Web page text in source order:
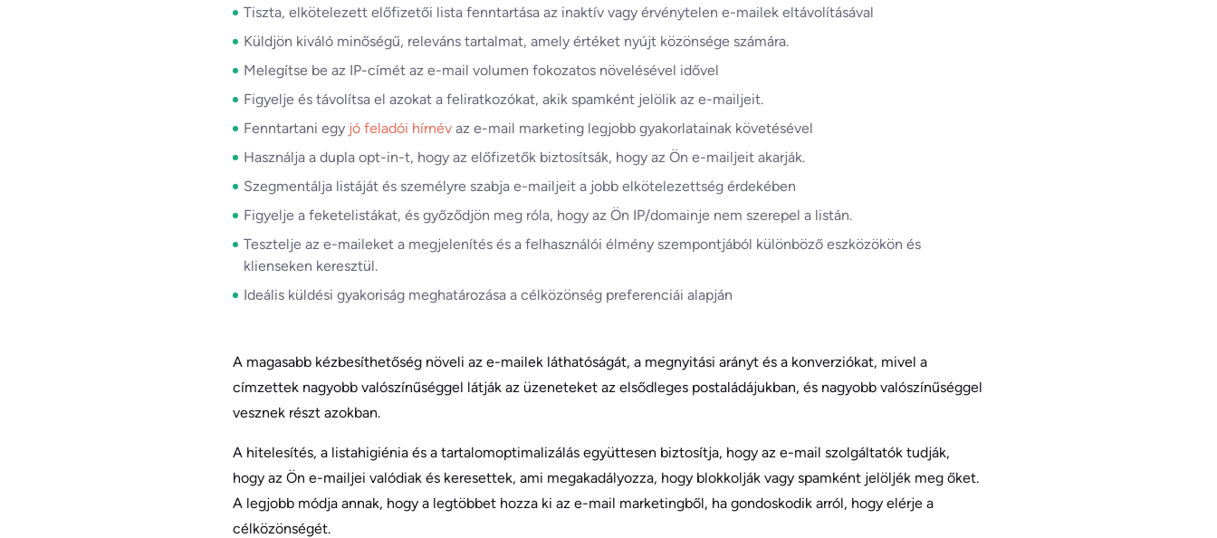
Tiszta, elkötelezett előfizetői lista fenntartása az inaktív vagy érvénytelen e-mailek eltávolításával
Küldjön kiváló minőségű, releváns tartalmat, amely értéket nyújt közönsége számára.
Melegítse be az IP-címét az e-mail volumen fokozatos növelésével idővel
Figyelje és távolítsa el azokat a feliratkozókat, akik spamként jelölik az e-mailjeit.
Fenntartani egy jó feladói hírnév az e-mail marketing legjobb gyakorlatainak követésével
Használja a dupla opt-in-t, hogy az előfizetők biztosítsák, hogy az Ön e-mailjeit akarják.
Szegmentálja listáját és személyre szabja e-mailjeit a jobb elkötelezettség érdekében
Figyelje a feketelistákat, és győződjön meg róla, hogy az Ön IP/domainje nem szerepel a listán.
Tesztelje az e-maileket a megjelenítés és a felhasználói élmény szempontjából különböző eszközökön és
klienseken keresztül.
Ideális küldési gyakoriság meghatározása a célközönség preferenciái alapján
A magasabb kézbesíthetőség növeli az e-mailek láthatóságát, a megnyitási arányt és a konverziókat, mivel a
címzettek nagyobb valószínűséggel látják az üzeneteket az elsődleges postaládájukban, és nagyobb valószínűséggel
vesznek részt azokban.
A hitelesítés, a listahigiénia és a tartalomoptimalizálás együttesen biztosítja, hogy az e-mail szolgáltatók tudják,
hogy az Ön e-mailjei valódiak és keresettek, ami megakadályozza, hogy blokkolják vagy spamként jelöljék meg őket.
A legjobb módja annak, hogy a legtöbbet hozza ki az e-mail marketingből, ha gondoskodik arról, hogy elérje a
célközönségét.